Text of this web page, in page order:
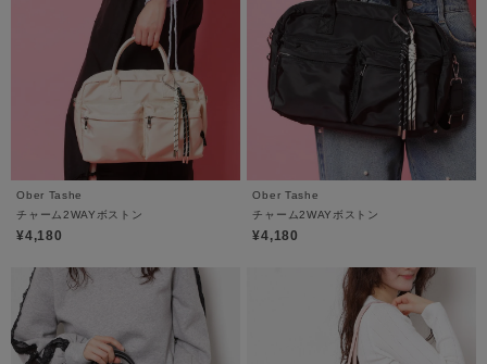
Ober Tashe
チャーム2WAYボストン
¥4,180
Ober Tashe
チャーム2WAYボストン
¥4,180